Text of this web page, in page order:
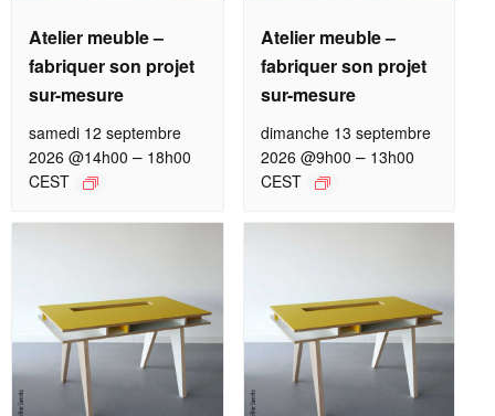
Atelier meuble –
fabriquer son projet
sur-mesure
samedi 12 septembre
2026 @14h00 – 18h00
CEST
Atelier meuble –
fabriquer son projet
sur-mesure
dimanche 13 septembre
2026 @9h00 – 13h00
CEST